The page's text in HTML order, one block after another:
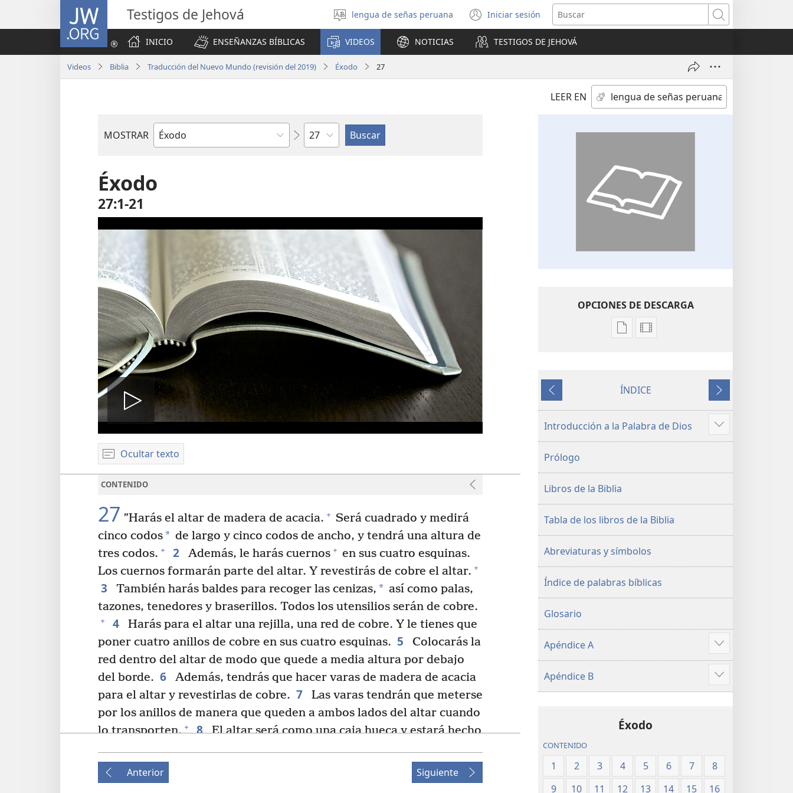
JW.ORG Testigos de Jehová
Idioma
escoger
lengua de señas peruana Iniciar sesión
(abre
una
nueva
ventana)
Buscar
INICIO
ENSEÑANZAS BÍBLICAS VIDEOS NOTICIAS TESTIGOS DE JEHOVÁ
Videos Biblia Traducción del Nuevo Mundo (revisión del 2019) Éxodo 27
LEER EN
MOSTRAR
Libro
Biblia
Capítulo
Éxodo
27:1-21
Reproducir
video
Ocultar texto
CONTENIDO
27 ”Harás el altar de madera de acacia. + Será cuadrado y medirá
cinco codos* de largo y cinco codos de ancho, y tendrá una altura de
tres codos. + 2 Además, le harás cuernos + en sus cuatro esquinas.
Los cuernos formarán parte del altar. Y revestirás de cobre el altar. +
3 También harás baldes para recoger las cenizas, * así como palas,
tazones, tenedores y braserillos. Todos los utensilios serán de cobre.
+ 4
Harás para el altar una rejilla, una red de cobre. Y le tienes que
poner cuatro anillos de cobre en sus cuatro esquinas. 5
Colocarás la
red dentro del altar de modo que quede a media altura por debajo
del borde. 6
Además, tendrás que hacer varas de madera de acacia
para el altar y revestirlas de cobre. 7
Las varas tendrán que meterse
por los anillos de manera que queden a ambos lados del altar cuando
lo transporten. + 8 El altar será como una caja hueca y estará hecho
9 ”También harás un patio
alrededor del tabernáculo. El lado
sur del patio, orientado hacia el sur, tendrá cortinas de lino fino
Anterior Siguiente
OPCIONES DE DESCARGA
Opciones
publicaciones
Biblia.
Traducción
Mundo
del
2019)
Opciones
video
Biblia.
Traducción
Mundo
del
2019)
Anterior
ÍNDICE
Siguiente
Introducción a la Palabra de Dios
Mostrar
más
Prólogo
Libros de la Biblia
Tabla de los libros de la Biblia
Abreviaturas y símbolos
Índice de palabras bíblicas
Glosario
Apéndice A
Mostrar
más
Apéndice B
Mostrar
más
Éxodo
CONTENIDO
1 2 3 4 5 6 7
8
9
10 11 12 13 14 15
16